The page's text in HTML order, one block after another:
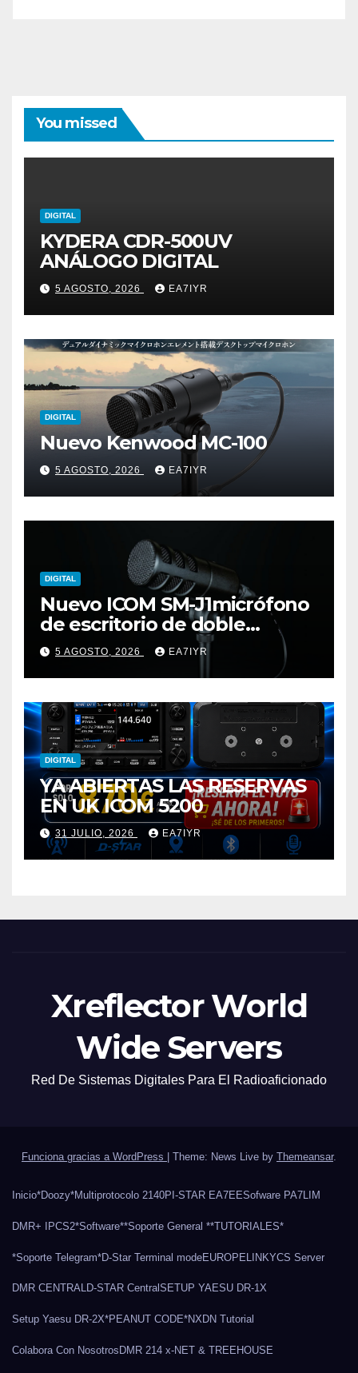
You missed
DIGITAL
KYDERA CDR-500UV
ANÁLOGO DIGITAL
5 AGOSTO, 2026 EA7IYR
DIGITAL
Nuevo Kenwood MC-100
5 AGOSTO, 2026 EA7IYR
DIGITAL
Nuevo ICOM SM-J1micrófono
de escritorio de doble
elemento premium
5 AGOSTO, 2026 EA7IYR
DIGITAL
YA ABIERTAS LAS RESERVAS
EN UK ICOM 5200
31 JULIO, 2026 EA7IYR
Xreflector World
Wide Servers
Red De Sistemas Digitales Para El Radioaficionado
Funciona gracias a WordPress | Theme: News Live by Themeansar.
Inicio*Doozy*Multiprotocolo 2140PI-STAR EA7EESofware PA7LIM
DMR+ IPCS2*Software**Soporte General **TUTORIALES*
*Soporte Telegram*D-Star Terminal modeEUROPELINKYCS Server
DMR CENTRALD-STAR CentralSETUP YAESU DR-1X
Setup Yaesu DR-2X*PEANUT CODE*NXDN Tutorial
Colabora Con Nosotros DMR 214 x-NET & TREEHOUSE